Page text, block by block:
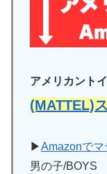
アメリカント
(MATTEL)
▶Amazonでマ
男の子/BOYS